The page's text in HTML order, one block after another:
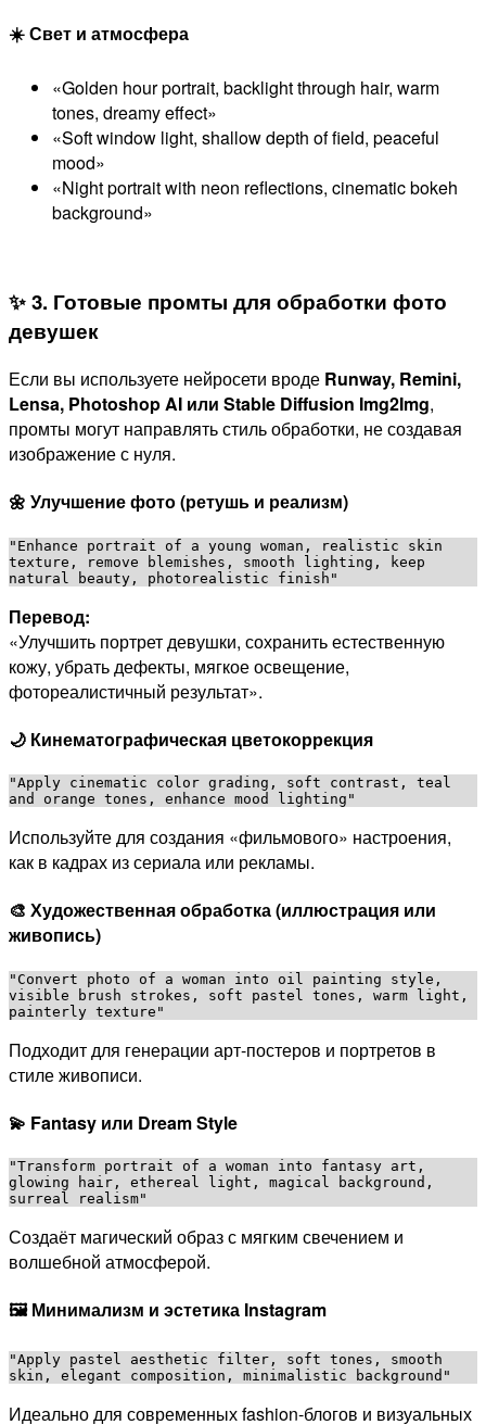
☀️ Свет и атмосфера
«Golden hour portrait, backlight through hair, warm
tones, dreamy effect»
«Soft window light, shallow depth of field, peaceful
mood»
«Night portrait with neon reflections, cinematic bokeh
background»
✨ 3. Готовые промты для обработки фото
девушек
Если вы используете нейросети вроде Runway, Remini,
Lensa, Photoshop AI или Stable Diffusion Img2Img,
промты могут направлять стиль обработки, не создавая
изображение с нуля.
🌼 Улучшение фото (ретушь и реализм)
"Enhance portrait of a young woman, realistic skin
texture, remove blemishes, smooth lighting, keep
Перевод:
«Улучшить портрет девушки, сохранить естественную
кожу, убрать дефекты, мягкое освещение,
фотореалистичный результат».
🌙 Кинематографическая цветокоррекция
"Apply cinematic color grading, soft contrast, teal
Используйте для создания «фильмового» настроения,
как в кадрах из сериала или рекламы.
🎨 Художественная обработка (иллюстрация или
живопись)
"Convert photo of a woman into oil painting style,
visible brush strokes, soft pastel tones, warm light,
Подходит для генерации арт-постеров и портретов в
стиле живописи.
💫 Fantasy или Dream Style
"Transform portrait of a woman into fantasy art,
glowing hair, ethereal light, magical background,
Создаёт магический образ с мягким свечением и
волшебной атмосферой.
🖼️ Минимализм и эстетика Instagram
"Apply pastel aesthetic filter, soft tones, smooth
Идеально для современных fashion-блогов и визуальных